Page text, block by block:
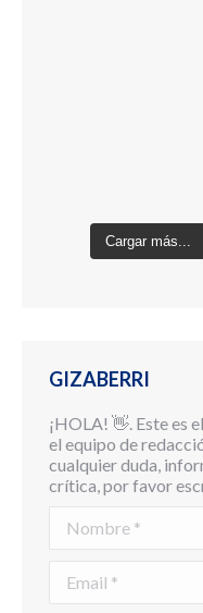
Cargar más...
GIZABERRI
¡HOLA! 👋. Este es
el equipo de
cualquier duda,
crítica, por favor